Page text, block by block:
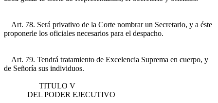
Art. 78. Será privativo de la Corte nombrar un Secretario, y a éste
proponerle los oficiales necesarios para el despacho.
Art. 79. Tendrá tratamiento de Excelencia Suprema en cuerpo, y
de Señoría sus individuos.
TITULO V
DEL PODER EJECUTIVO